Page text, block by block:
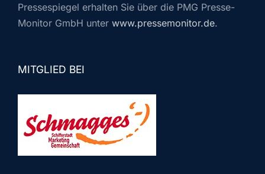
Pressespiegel erhalten Sie über die PMG Presse-
Monitor GmbH unter www.pressemonitor.de.
MITGLIED BEI